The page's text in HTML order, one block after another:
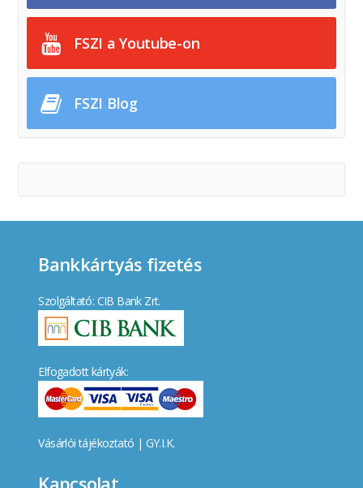
FSZI a Youtube-on
FSZI Blog
Bankkártyás fizetés
Szolgáltató: CIB Bank Zrt.
Elfogadott kártyák:
Vásárlói tájékoztató | GY.I.K.
Kapcsolat